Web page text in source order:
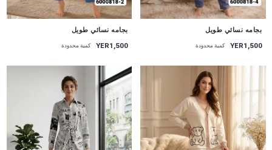
بجامه نسائي طويل
YER1,500 كمية محدودة
بجامه نسائي طويل
YER1,500 كمية محدودة